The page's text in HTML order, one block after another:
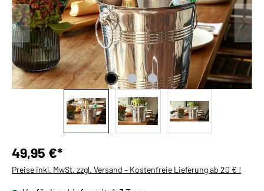
49,95 €*
Preise inkl. MwSt. zzgl. Versand – Kostenfreie Lieferung ab 20 € !